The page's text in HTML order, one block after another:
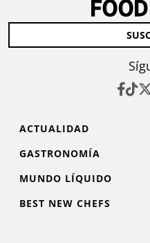
ACTUALIDAD
GASTRONOMÍA
MUNDO LÍQUIDO
BEST NEW CHEFS